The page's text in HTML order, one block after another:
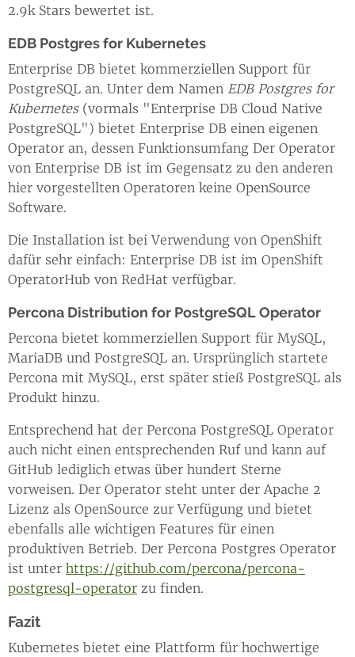
2.9k Stars bewertet ist.
EDB Postgres for Kubernetes
Enterprise DB bietet kommerziellen Support für
PostgreSQL an. Unter dem Namen EDB Postgres for
Kubernetes(vormals "Enterprise DB Cloud Native
PostgreSQL") bietet Enterprise DB einen eigenen
Operator an, dessen Funktionsumfang Der Operator
von Enterprise DB ist im Gegensatz zu den anderen
hier vorgestellten Operatoren keine OpenSource
Software.
Die Installation ist bei Verwendung von OpenShift
dafür sehr einfach: Enterprise DB ist im OpenShift
OperatorHub von RedHat verfügbar.
Percona Distribution for PostgreSQL Operator
Percona bietet kommerziellen Support für MySQL,
MariaDB und PostgreSQL an. Ursprünglich startete
Percona mit MySQL, erst später stieß PostgreSQL als
Produkt hinzu.
Entsprechend hat der Percona PostgreSQL Operator
auch nicht einen entsprechenden Ruf und kann auf
GitHub lediglich etwas über hundert Sterne
vorweisen. Der Operator steht unter der Apache 2
Lizenz als OpenSource zur Verfügung und bietet
ebenfalls alle wichtigen Features für einen
produktiven Betrieb. Der Percona Postgres Operator
ist unter https://github.com/percona/percona-
postgresql-operator zu finden.
Fazit
Kubernetes bietet eine Plattform für hochwertige